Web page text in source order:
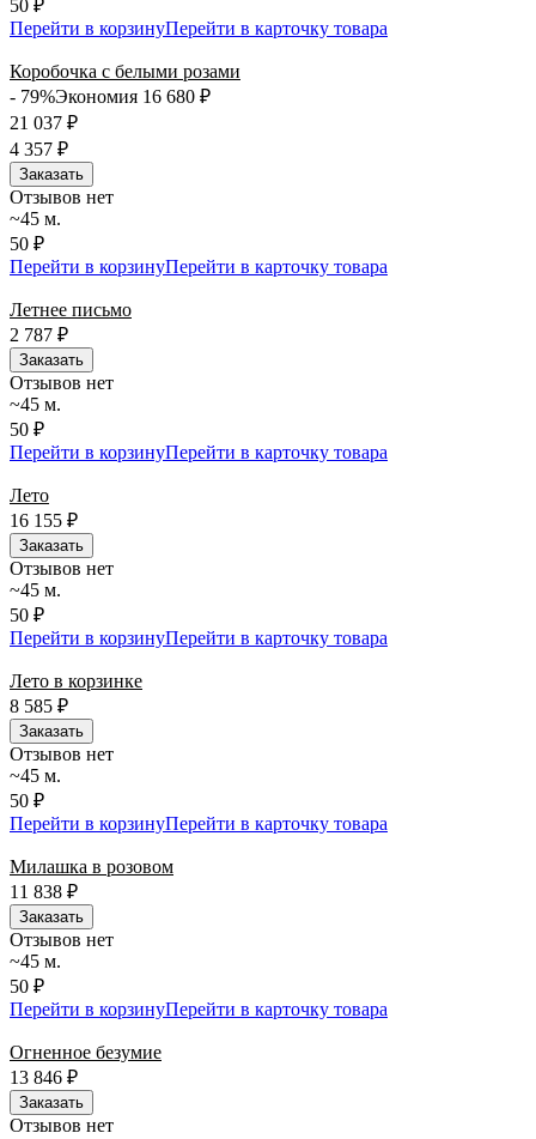
50 ₽
Перейти в корзинуПерейти в карточку товара
Коробочка с белыми розами
- 79%Экономия 16 680 ₽
21 037 ₽
4 357 ₽
Заказать
Отзывов нет
~45 м.
50 ₽
Перейти в корзинуПерейти в карточку товара
Летнее письмо
2 787 ₽
Заказать
Отзывов нет
~45 м.
50 ₽
Перейти в корзинуПерейти в карточку товара
Лето
16 155 ₽
Заказать
Отзывов нет
~45 м.
50 ₽
Перейти в корзинуПерейти в карточку товара
Лето в корзинке
8 585 ₽
Заказать
Отзывов нет
~45 м.
50 ₽
Перейти в корзинуПерейти в карточку товара
Милашка в розовом
11 838 ₽
Заказать
Отзывов нет
~45 м.
50 ₽
Перейти в корзинуПерейти в карточку товара
Огненное безумие
13 846 ₽
Заказать
Отзывов нет